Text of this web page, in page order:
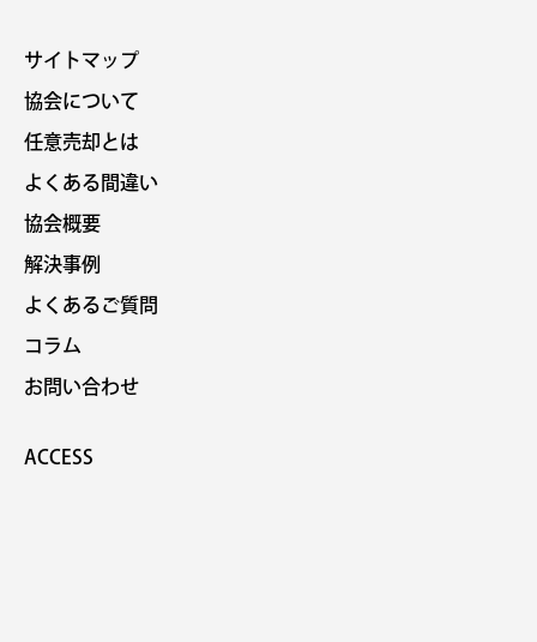
サイトマップ
協会について
任意売却とは
よくある間違い
協会概要
解決事例
よくあるご質問
コラム
お問い合わせ
ACCESS